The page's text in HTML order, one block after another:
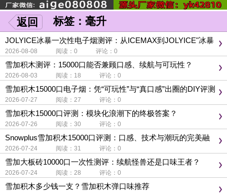
返回 标签：毫升
JOLYICE冰暴一次性电子烟测评：从ICEMAX到JOLYICE"冰暴
正统"的进化与重构
2026-08-08 阅读：0 评论：0
雪加积木测评：15000口能否兼顾口感、续航与可玩性？
2026-08-03 阅读：18 评论：0
雪加积木15000口电子烟：凭“可玩性”与“真口感”出圈的DIY评测
2026-07-27 阅读：27 评论：0
雪加积木15000口评测：模块化浪潮下的终极答案？
2026-07-26 阅读：30 评论：0
Snowplus雪加积木15000口评测：口感、技术与潮玩的完美融
合
2026-07-24 阅读：31 评论：0
雪加大板砖10000口一次性测评：续航怪兽还是口味王者？
2026-07-24 阅读：28 评论：0
雪加积木多少钱一支？雪加积木弹口味推荐